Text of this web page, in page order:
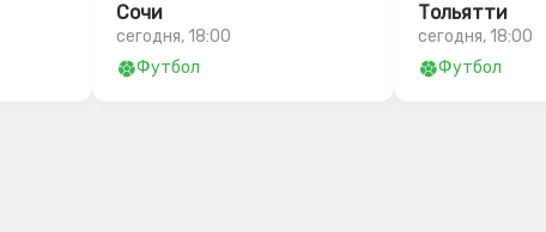
Сочи
сегодня, 18:00
Футбол
Тольятти
сегодня, 18:00
Футбол